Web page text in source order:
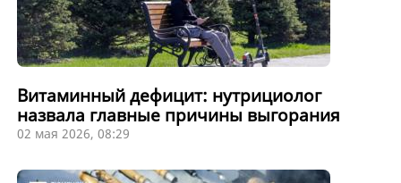
Витаминный дефицит: нутрициолог
назвала главные причины выгорания
02 мая 2026, 08:29